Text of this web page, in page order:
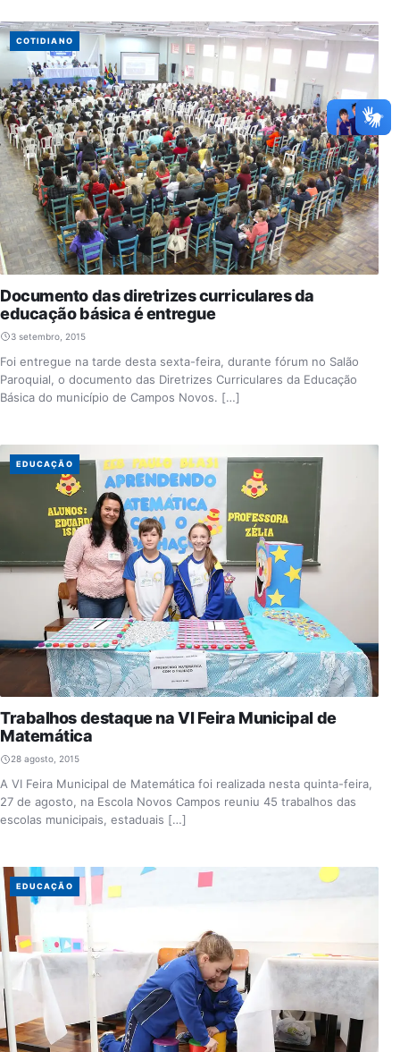
COTIDIANO
Documento das diretrizes curriculares da
educação básica é entregue
3 setembro, 2015
Foi entregue na tarde desta sexta-feira, durante fórum no Salão
Paroquial, o documento das Diretrizes Curriculares da Educação
Básica do município de Campos Novos. […]
EDUCAÇÃO
Trabalhos destaque na VI Feira Municipal de
Matemática
28 agosto, 2015
A VI Feira Municipal de Matemática foi realizada nesta quinta-feira,
27 de agosto, na Escola Novos Campos reuniu 45 trabalhos das
escolas municipais, estaduais […]
EDUCAÇÃO